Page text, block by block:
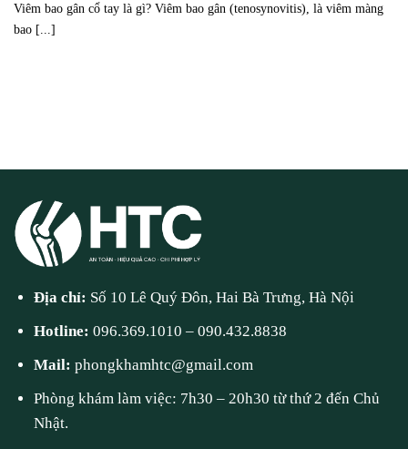
Viêm bao gân cổ tay là gì? Viêm bao gân (tenosynovitis), là viêm màng
bao [...]
Địa chỉ: Số 10 Lê Quý Đôn, Hai Bà Trưng, Hà Nội
Hotline:096.369.1010 –090.432.8838
Mail:phongkhamhtc@gmail.com
Phòng khám làm việc: 7h30 – 20h30 từ thứ 2 đến Chủ
Nhật.